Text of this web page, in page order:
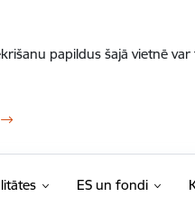
papildus šajā vietnē
ES un fondi